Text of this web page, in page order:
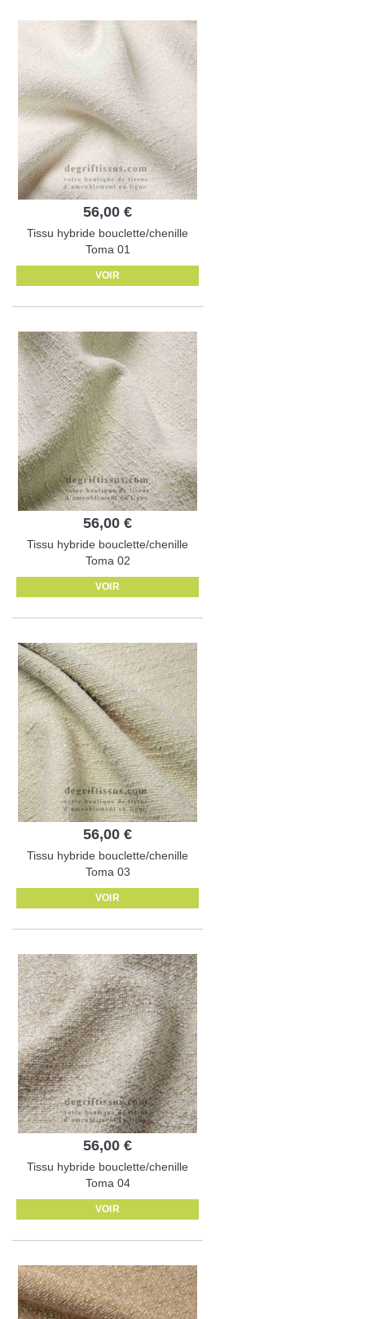
56,00 €
Tissu hybride bouclette/chenille
Toma 01
VOIR
56,00 €
Tissu hybride bouclette/chenille
Toma 02
VOIR
56,00 €
Tissu hybride bouclette/chenille
Toma 03
VOIR
56,00 €
Tissu hybride bouclette/chenille
Toma 04
VOIR